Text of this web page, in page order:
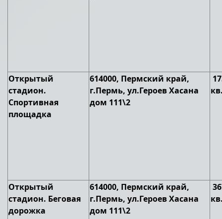
Открытый
стадион.
Спортивная
площадка
614000, Пермский край,
г.Пермь, ул.Героев Хасана
дом 111\2
Открытый
стадион. Беговая
дорожка
614000, Пермский край,
г.Пермь, ул.Героев Хасана
дом 111\2